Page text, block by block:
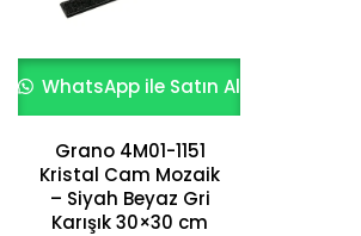
WhatsApp ile Satın Al
Grano 4M01-1151
Kristal Cam Mozaik
– Siyah Beyaz Gri
Karışık 30×30 cm